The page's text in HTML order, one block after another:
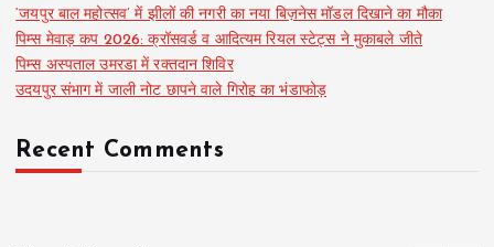
‘जयपुर बाल महोत्सव’ में झीलों की नगरी का नया बिज़नेस मॉडल दिखाने का मौका
पिम्स मेवाड़ कप 2026: क्रॉसवर्ड व आदित्यम रियल स्टेट्स ने मुकाबले जीते
पिम्स अस्पताल उमरडा में रक्तदान शिविर
उदयपुर संभाग में जाली नोट छापने वाले गिरोह का भंडाफोड़
Recent Comments